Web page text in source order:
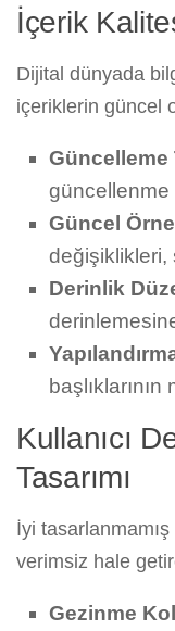
İçerik
Dijital dünyada
içeriklerin güncel
Güncelleme
güncellenme
Güncel
değişiklikleri,
Derinlik
başlıklarının
Kullanıcı
Tasarımı
İyi
verimsiz hale
Gezinme